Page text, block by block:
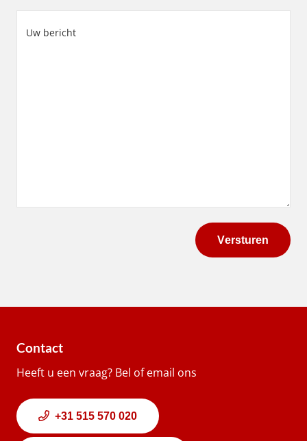
bericht
Contact
Heeft u een vraag? Bel of email ons
+31 515 570 020